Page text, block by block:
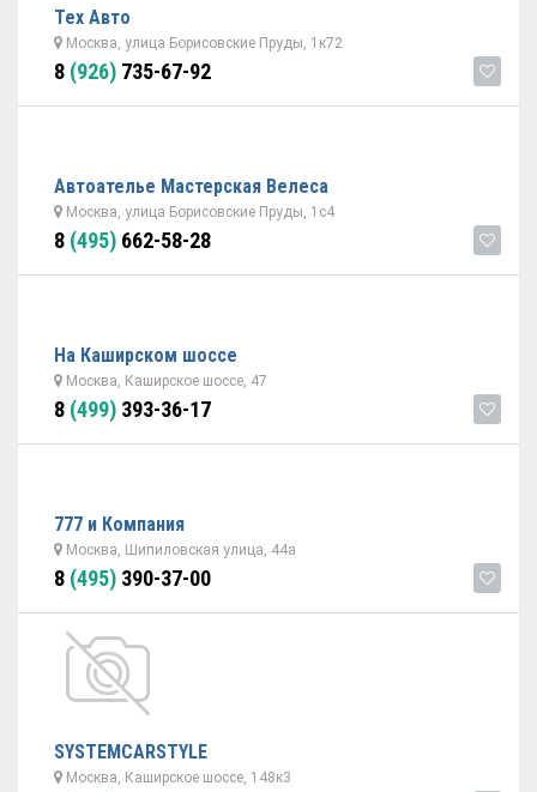
Тех Авто
Москва, улица Борисовские Пруды, 1к72
8 (926) 735-67-92
Автоателье Мастерская Велеса
Москва, улица Борисовские Пруды, 1с4
8 (495) 662-58-28
На Каширcком шоссе
Москва, Каширское шоссе, 47
8 (499) 393-36-17
777 и Компания
Москва, Шипиловская улица, 44а
8 (495) 390-37-00
SYSTEMCARSTYLE
Москва, Каширское шоссе, 148к3